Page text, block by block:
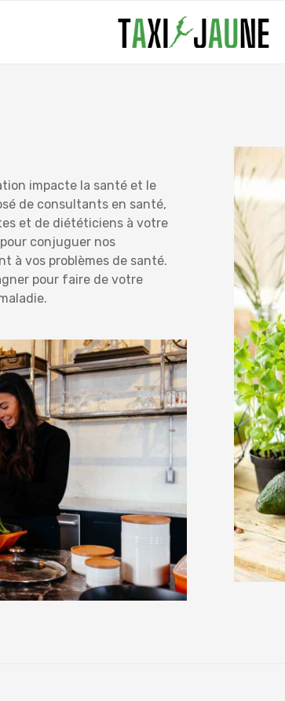
impacte la santé et le
de consultants en santé,
et de diététiciens à votre
conjuguer nos
à vos problèmes de santé.
pour faire de votre